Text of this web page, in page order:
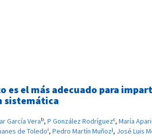
es el más adecuado para
sistemática
García Verab, P González Rodríguezc, María
de Toledoi, Pedro Martín Muñozj, José Luis